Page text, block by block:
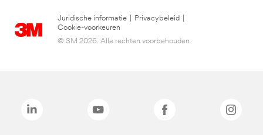
Juridische informatie Privacybeleid
Cookie-voorkeuren
© 3M 2026. Alle rechten voorbehouden.